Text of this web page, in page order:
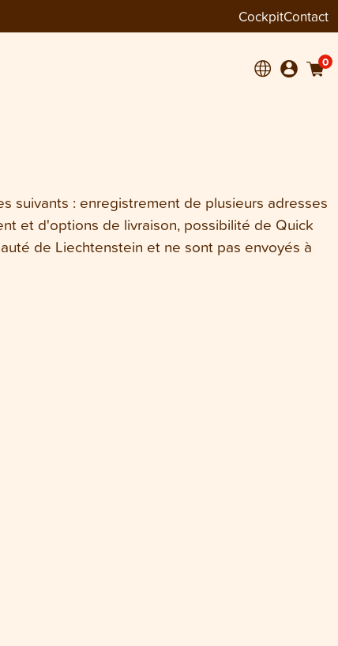
CockpitContact
0
suivants : enregistrement de plusieurs adresses
et d'options de livraison, possibilité de Quick
de Liechtenstein et ne sont pas envoyés à